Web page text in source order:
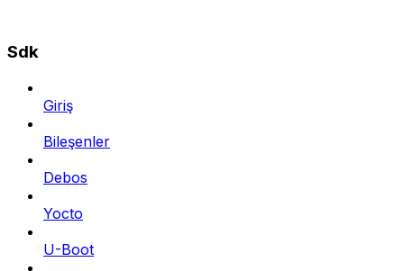
Sdk
Giriş
Bileşenler
Debos
Yocto
U-Boot